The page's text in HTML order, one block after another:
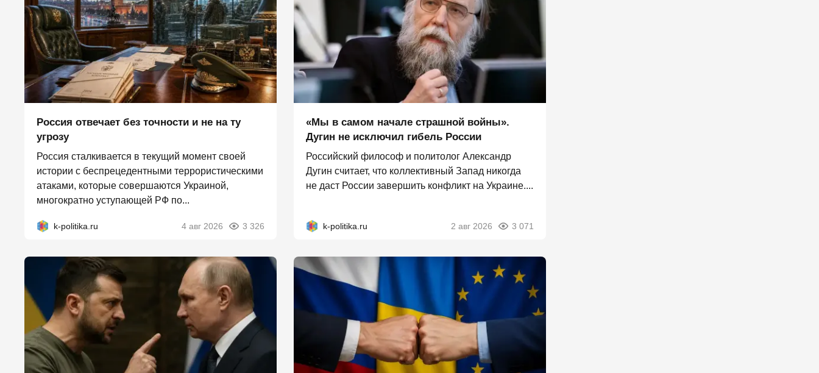
Россия отвечает без точности и не на ту
угрозу
Россия сталкивается в текущий момент своей
истории с беспрецедентными террористическими
атаками, которые совершаются Украиной,
многократно уступающей РФ по...
k-politika.ru 4 авг 2026 3 326
«Мы в самом начале страшной войны».
Дугин не исключил гибель России
Российский философ и политолог Александр
Дугин считает, что коллективный Запад никогда
не даст России завершить конфликт на Украине....
k-politika.ru 2 авг 2026 3 071